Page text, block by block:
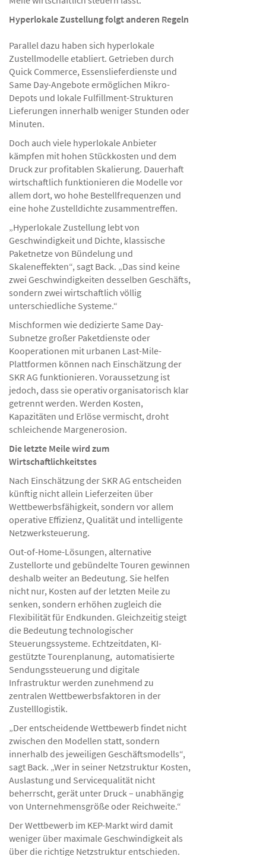
Hyperlokale Zustellung folgt anderen Regeln
Parallel dazu haben sich hyperlokale
Zustellmodelle etabliert. Getrieben durch
Quick Commerce, Essenslieferdienste und
Same Day-Angebote ermöglichen Mikro-
Depots und lokale Fulfillment-Strukturen
Lieferungen innerhalb weniger Stunden oder
Minuten.
Doch auch viele hyperlokale Anbieter
kämpfen mit hohen Stückkosten und dem
Druck zur profitablen Skalierung. Dauerhaft
wirtschaftlich funktionieren die Modelle vor
allem dort, wo hohe Bestellfrequenzen und
eine hohe Zustelldichte zusammentreffen.
„Hyperlokale Zustellung lebt von
Geschwindigkeit und Dichte, klassische
Paketnetze von Bündelung und
Skaleneffekten“, sagt Back. „Das sind keine
zwei Geschwindigkeiten desselben Geschäfts,
sondern zwei wirtschaftlich völlig
unterschiedliche Systeme.“
Mischformen wie dedizierte Same Day-
Subnetze großer Paketdienste oder
Kooperationen mit urbanen Last-Mile-
Plattformen können nach Einschätzung der
SKR AG funktionieren. Voraussetzung ist
jedoch, dass sie operativ organisatorisch klar
getrennt werden. Werden Kosten,
Kapazitäten und Erlöse vermischt, droht
schleichende Margenerosion.
Die letzte Meile wird zum
Wirtschaftlichkeitstes
Nach Einschätzung der SKR AG entscheiden
künftig nicht allein Lieferzeiten über
Wettbewerbsfähigkeit, sondern vor allem
operative Effizienz, Qualität und intelligente
Netzwerksteuerung.
Out-of-Home-Lösungen, alternative
Zustellorte und gebündelte Touren gewinnen
deshalb weiter an Bedeutung. Sie helfen
nicht nur, Kosten auf der letzten Meile zu
senken, sondern erhöhen zugleich die
Flexibilität für Endkunden. Gleichzeitig steigt
die Bedeutung technologischer
Steuerungssysteme. Echtzeitdaten, KI-
gestützte Tourenplanung, automatisierte
Sendungssteuerung und digitale
Infrastruktur werden zunehmend zu
zentralen Wettbewerbsfaktoren in der
Zustelllogistik.
„Der entscheidende Wettbewerb findet nicht
zwischen den Modellen statt, sondern
innerhalb des jeweiligen Geschäftsmodells“,
sagt Back. „Wer in seiner Netzstruktur Kosten,
Auslastung und Servicequalität nicht
beherrscht, gerät unter Druck – unabhängig
von Unternehmensgröße oder Reichweite.“
Der Wettbewerb im KEP-Markt wird damit
weniger über maximale Geschwindigkeit als
über die richtige Netzstruktur entschieden.